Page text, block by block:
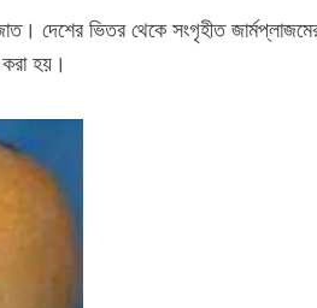
ভিতর থেকে সংগৃহীত জার্মপ্লাজমের
হয়।